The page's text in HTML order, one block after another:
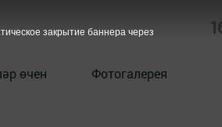
өчен Фотогалерея
закрытие баннера через